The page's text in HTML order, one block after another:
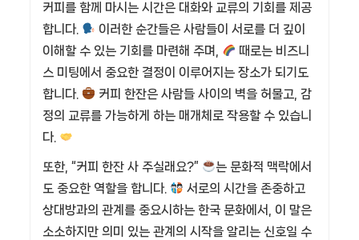
커피를 함께 마시는 시간은 대화와 교류의 기회를 제공
합니다.
이러한 순간들은 사람들이 서로를 더 깊이
이해할 수 있는 기회를 마련해 주며,
때로는 비즈니
스 미팅에서 중요한 결정이 이루어지는 장소가 되기도
합니다.
커피 한잔은 사람들 사이의 벽을 허물고, 감
정의 교류를 가능하게 하는 매개체로 작용할 수 있습니
다.
또한, “커피 한잔 사 주실래요?”
는 문화적 맥락에서
도 중요한 역할을 합니다.
서로의 시간을 존중하고
상대방과의 관계를 중요시하는 한국 문화에서, 이 말은
소소하지만 의미 있는 관계의 시작을 알리는 신호일 수